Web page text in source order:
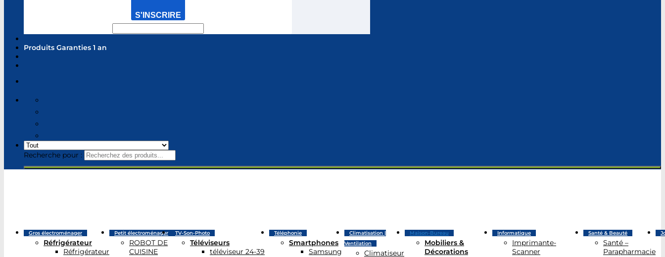
S'INSCRIRE
Produits Garanties 1 an
Recherche pour :
Gros électroménager
Réfrigérateur
Réfrigérateur
Petit électroménager
ROBOT DE
CUISINE
TV-Son-Photo
Téléviseurs
téléviseur 24-39
Téléphonie
Smartphones
Samsung
Climatisation |
Ventilation
Climatiseur
Maison-Bureau
Mobiliers &
Décorations
Informatique
Imprimante-
Scanner
Santé & Beauté
Santé –
Parapharmacie